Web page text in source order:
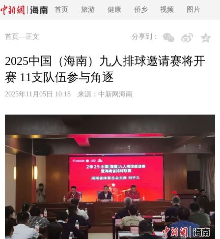
首页 旅游 健康 侨乡 视频 图片
首页 —正文 分享到：
2025中国（海南）九人排球邀请赛将开
赛 11支队伍参与角逐
2025年11月05日 10:18 来源： 中新网海南